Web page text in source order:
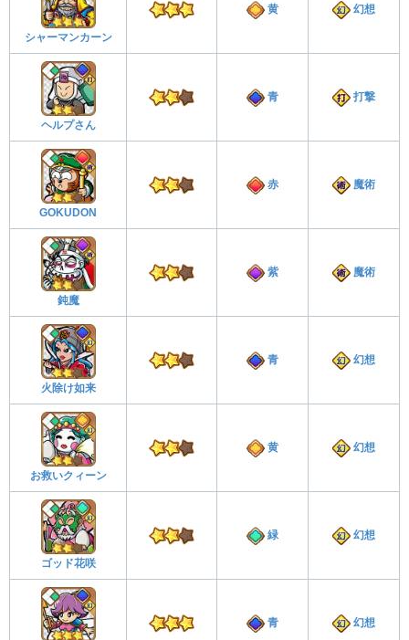
シャーマンカーン
黄 幻想
ヘルプさん
青 打撃
GOKUDON
赤 魔術
鈍魔
紫 魔術
火除け如来
青 幻想
お救いクィーン
黄 幻想
ゴッド花咲
緑 幻想
青 幻想